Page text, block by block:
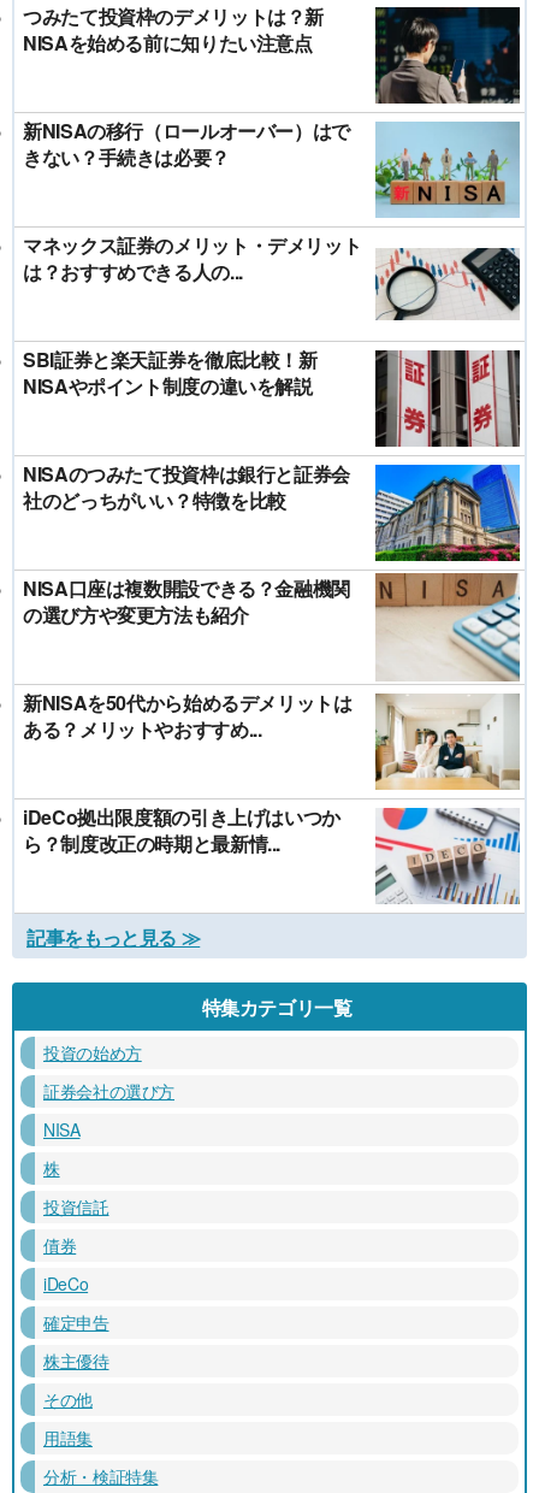
つみたて投資枠のデメリットは？新
NISAを始める前に知りたい注意点
新NISAの移行（ロールオーバー）はで
きない？手続きは必要？
マネックス証券のメリット・デメリット
は？おすすめできる人の...
SBI証券と楽天証券を徹底比較！新
NISAやポイント制度の違いを解説
NISAのつみたて投資枠は銀行と証券会
社のどっちがいい？特徴を比較
NISA口座は複数開設できる？金融機関
の選び方や変更方法も紹介
新NISAを50代から始めるデメリットは
ある？メリットやおすすめ...
iDeCo拠出限度額の引き上げはいつか
ら？制度改正の時期と最新情...
記事をもっと見る ≫
特集カテゴリ一覧
投資の始め方
証券会社の選び方
NISA
株
投資信託
債券
iDeCo
確定申告
株主優待
その他
用語集
分析・検証特集